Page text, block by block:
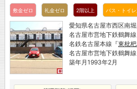
敷金ゼロ 礼金ゼロ 2階以上 バス・トイ
愛知県名古屋市西区南
名古屋市営地下鉄鶴舞
名鉄名古屋本線『東枇
名古屋市営地下鉄鶴舞
築年月1993年2月